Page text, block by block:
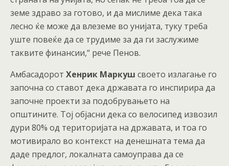
земе здраво за готово, и да мислиме дека така
лесно ќе може да влеземе во унијата, туку треба
уште повеќе да се трудиме за да ги заслужиме
таквите финансии,“ рече Пенов.
Амбасадорот Хенрик Маркуш своето излагање го
започна со ставот дека државата го инспирира да
започне проекти за подобрувањето на
општините. Тој објасни дека со велосипед извозил
дури 80% од територијата на државата, и тоа го
мотивирало во контекст на денешната тема да
даде предлог, локалната самоуправа да се